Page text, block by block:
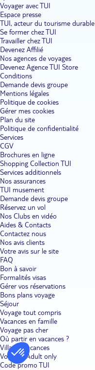
Voyager avec TUI
Espace presse
TUI, acteur du tourisme durable
Se former chez TUI
Travailler chez TUI
Devenez Affilié
Nos agences de voyages
Devenez Agence TUI Store
Conditions
Demande devis groupe
Mentions légales
Politique de cookies
Gérer mes cookies
Plan du site
Politique de confidentialité
Services
CGV
Brochures en ligne
Shopping Collection TUI
Services additionnels
Nos assurances
TUI musement
Demande devis groupe
Réservez un vol
Nos Clubs en vidéo
Aides & Contacts
Contactez nous
Nos avis clients
Votre avis sur le site
FAQ
Bon à savoir
Formalités visas
Gérer vos réservations
Bons plans voyage
Séjour
Voyage tout compris
Vacances en famille
Voyage pas cher
Où partir en vacances ?
Villages vacances
Voyages Adult only
Code promo TUI